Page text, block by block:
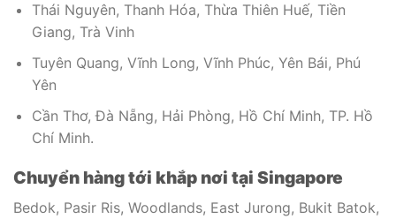
Thái Nguyên, Thanh Hóa, Thừa Thiên Huế, Tiền
Giang, Trà Vinh
Tuyên Quang, Vĩnh Long, Vĩnh Phúc, Yên Bái, Phú
Yên
Cần Thơ, Đà Nẵng, Hải Phòng, Hồ Chí Minh, TP. Hồ
Chí Minh.
Chuyển hàng tới khắp nơi tại Singapore
Bedok, Pasir Ris, Woodlands, East Jurong, Bukit Batok,